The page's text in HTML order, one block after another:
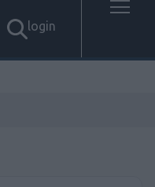
login